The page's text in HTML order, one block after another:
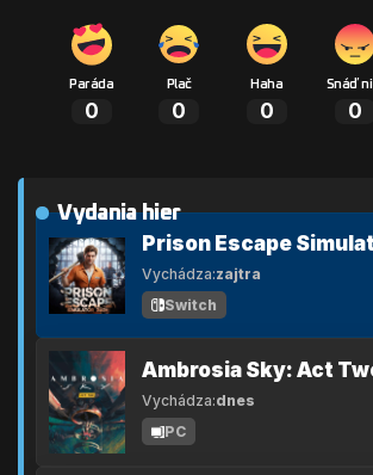
Paráda
0
Plač
0
Haha
0
Snáď
0
Vydania hier
Prison Escape
Vychádza:zajtra
Switch
Ambrosia Sky: Act
Vychádza:dnes
PC